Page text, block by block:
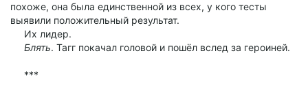
похоже, она была единственной из всех, у кого тесты
выявили положительный результат.
Их лидер.
Блять. Тагг покачал головой и пошёл вслед за героиней.
***